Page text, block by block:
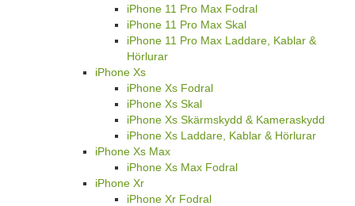
iPhone 11 Pro Max Fodral
iPhone 11 Pro Max Skal
iPhone 11 Pro Max Laddare, Kablar &
Hörlurar
iPhone Xs
iPhone Xs Fodral
iPhone Xs Skal
iPhone Xs Skärmskydd & Kameraskydd
iPhone Xs Laddare, Kablar & Hörlurar
iPhone Xs Max
iPhone Xs Max Fodral
iPhone Xr
iPhone Xr Fodral